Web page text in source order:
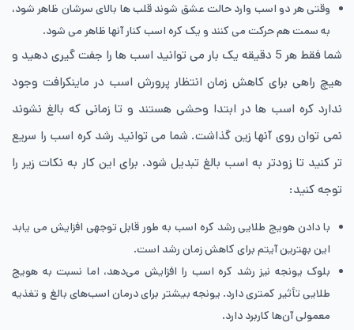
وقتی هر دو اسب وارد حالت عشق شوند قلب ها بالای سرشان ظاهر شود،
به سمت هم حرکت می کنند و یک کره ‌اسب کنار آنها ظاهر می شود.
شما فقط هر 5 دقیقه یک ‌بار می توانید اسب ها را جفت گیری دهید و
هیچ راهی برای کاهش زمان انتظار پرورش اسب در ماینکرافت وجود
ندارد کره اسب ها در ابتدا وحشی هستند و تا زمانی که بالغ نشوند
نمی توان روی آنها زین گذاشت. شما می توانید رشد کره اسب را سریع
تر کنید تا زودتر به اسب بالغ تبدیل شود. برای این کار به نکات زیر را
توجه کنید:
با دادن هویج طلایی رشد کره اسب به طور قابل توجهی افزایش می یابد
این بهترین آیتم برای کاهش زمان رشد است.
بلوک یونجه نیز رشد کره اسب را افزایش می‌دهد، اما نسبت به هویج
طلایی تأثیر کمتری دارد. یونجه بیشتر برای درمان اسب‌های بالغ و تغذیه
معمولی آن‌ها کاربرد دارد.